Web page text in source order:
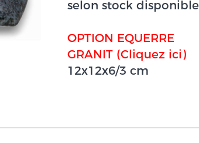
selon stock disponible
OPTION EQUERRE
GRANIT (Cliquez ici)
12x12x6/3 cm